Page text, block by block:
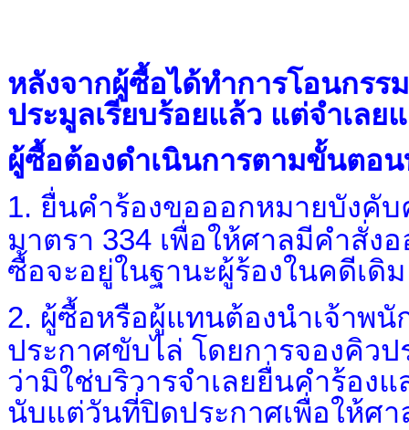
หลังจากผู้ซื้อได้ทำการโอนกร
ประมูลเรียบร้อยแล้ว แต่จำเลย
ผู้ซื้อต้องดำเนินการตามขั้นตอ
1. ยื่นคำร้องขอออกหมายบังคั
มาตรา 334 เพื่อให้ศาลมีคำสั่ง
ซื้อจะอยู่ในฐานะผู้ร้องในคดีเดิม
2. ผู้ซื้อหรือผู้แทนต้องนำเจ้าพ
ประกาศขับไล่ โดยการจองคิว
ว่ามิใช่บริวารจำเลยยื่นคำร้อง
นับแต่วันที่ปิดประกาศเพื่อให้ศ